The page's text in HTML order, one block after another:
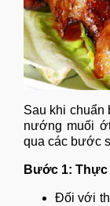
Sau khi chuẩn
nướng muối
qua các bước
Bước 1: Thực
Đối với